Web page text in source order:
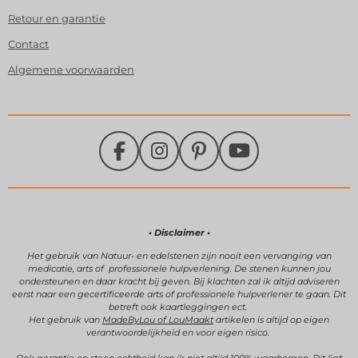
Retour en garantie
Contact
Algemene voorwaarden
F
o
o
k
I
a
g
r
a
m
P
e
r
e
s
t
Y
b
e
• Disclaimer •
Het gebruik van Natuur- en edelstenen zijn nooit een vervanging van
medicatie, arts of professionele hulpverlening. De stenen kunnen jou
ondersteunen en daar kracht bij geven. Bij klachten zal ik altijd adviseren
eerst naar een gecertificeerde arts of professionele hulpverlener te gaan. Dit
betreft ook kaartleggingen ect.
Het gebruik van MadeByLou of LouMaaktartikelen is altijd op eigen
verantwoordelijkheid en voor eigen risico.